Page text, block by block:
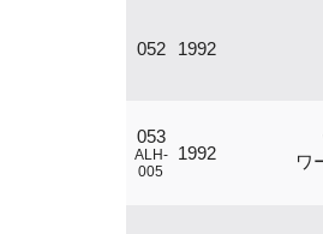
052 1992
053
ALH-
005
1992
ワ